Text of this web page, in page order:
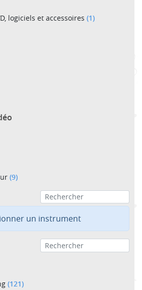
logiciels et accessoires (1)
(9)
un instrument
(121)